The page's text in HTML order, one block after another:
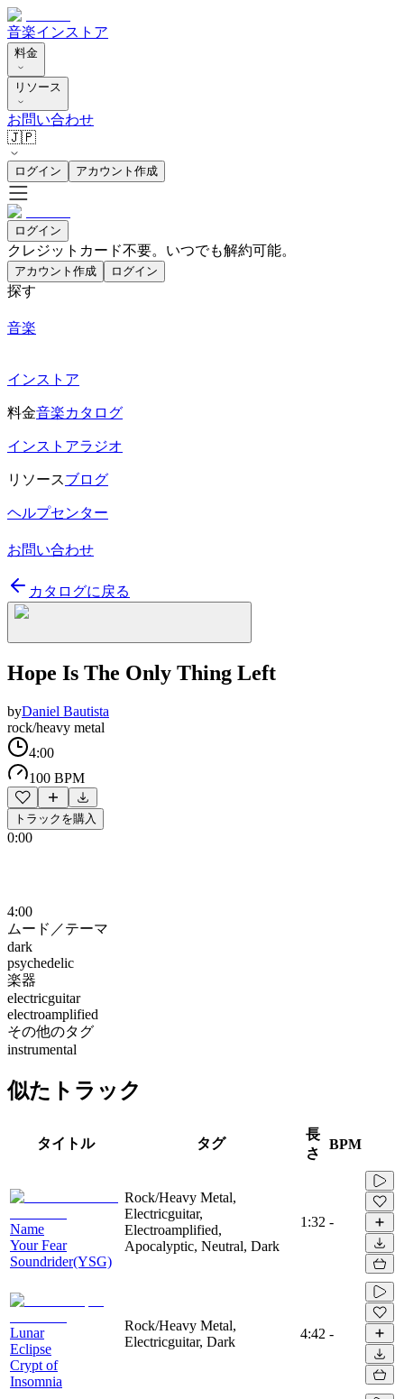
音楽インストア
料金
リソース
お問い合わせ
🇯🇵
ログイン アカウント作成
ログイン
クレジットカード不要。いつでも解約可能。
アカウント作成 ログイン
探す
音楽
インストア
料金音楽カタログ
インストアラジオ
リソースブログ
ヘルプセンター
お問い合わせ
カタログに戻る
Hope Is The Only Thing Left
byDaniel Bautista
rock/heavy metal
4:00
100 BPM
トラックを購入
0:00
4:00
ムード／テーマ
dark
psychedelic
楽器
electricguitar
electroamplified
その他のタグ
instrumental
似たトラック
タイトル タグ
長
さ
BPM
Name
Your Fear
Soundrider(YSG)
Rock/Heavy Metal,
Electricguitar,
Electroamplified,
Apocalyptic, Neutral, Dark
1:32 -
Lunar
Eclipse
Crypt of
Insomnia
Rock/Heavy Metal,
Electricguitar, Dark
4:42 -